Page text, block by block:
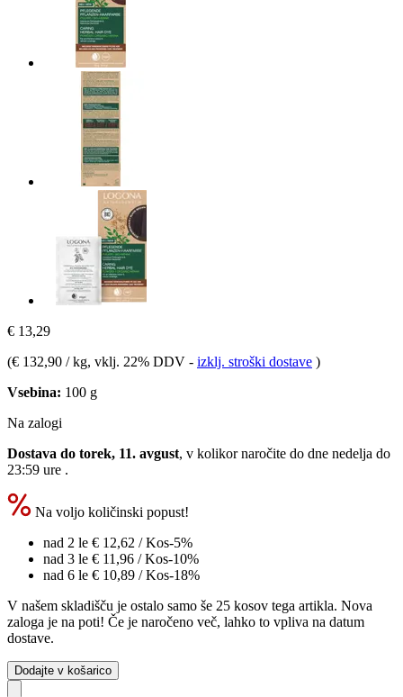
€ 13,29
(€ 132,90 / kg, vklj. 22% DDV - izklj. stroški dostave )
Vsebina: 100 g
Na zalogi
Dostava do torek, 11. avgust, v kolikor naročite do dne nedelja do
23:59 ure .
Na voljo količinski popust!
nad 2 le € 12,62 / Kos-5%
nad 3 le € 11,96 / Kos-10%
nad 6 le € 10,89 / Kos-18%
V našem skladišču je ostalo samo še 25 kosov tega artikla. Nova
zaloga je na poti! Če je naročeno več, lahko to vpliva na datum
dostave.
Dodajte v košarico